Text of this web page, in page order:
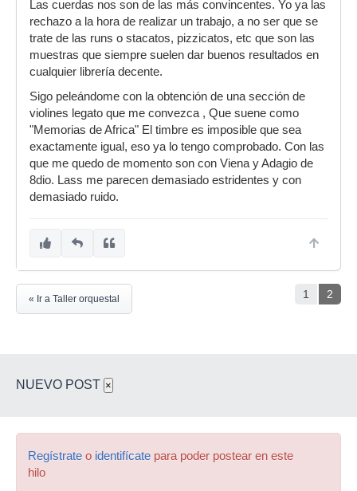
Las cuerdas nos son de las más convincentes. Yo ya las
rechazo a la hora de realizar un trabajo, a no ser que se
trate de las runs o stacatos, pizzicatos, etc que son las
muestras que siempre suelen dar buenos resultados en
cualquier librería decente.
Sigo peleándome con la obtención de una sección de
violines legato que me convezca , Que suene como
"Memorias de Africa" El timbre es imposible que sea
exactamente igual, eso ya lo tengo comprobado. Con las
que me quedo de momento son con Viena y Adagio de
8dio. Lass me parecen demasiado estridentes y con
demasiado ruido.
1 2
« Ir a Taller orquestal
NUEVO POST ×
Regístrate o identifícate para poder postear en este
hilo